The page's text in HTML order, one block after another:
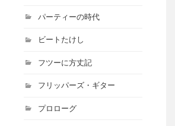
パーティーの時代
ビートたけし
フツーに方丈記
フリッパーズ・ギター
プロローグ